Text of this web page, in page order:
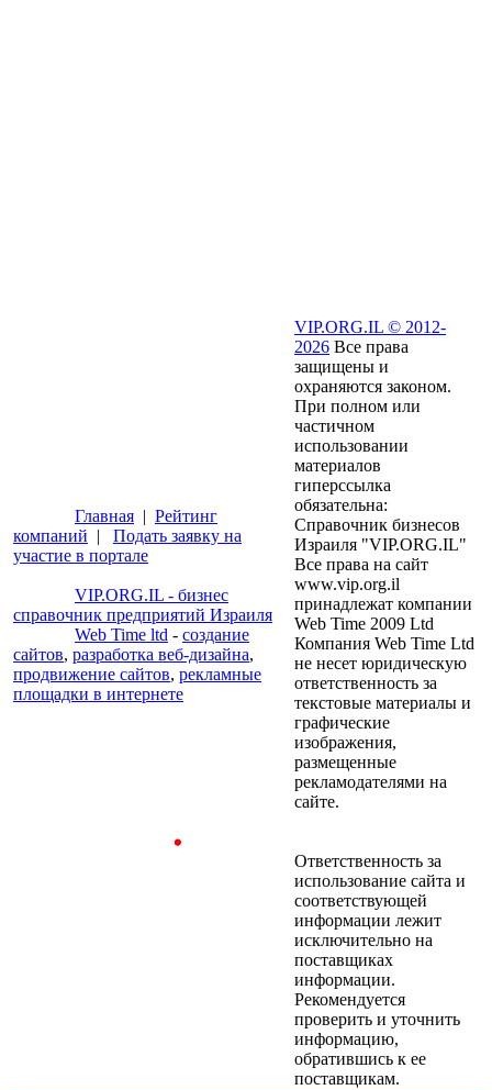
Главная | Рейтинг
компаний | Подать заявку на
участие в портале
VIP.ORG.IL - бизнес
справочник предприятий Израиля
Web Time ltd - создание
сайтов, разработка веб-дизайна,
продвижение сайтов, рекламные
площадки в интернете
VIP.ORG.IL © 2012-
2026 Все права
защищены и
охраняются законом.
При полном или
частичном
использовании
материалов
гиперссылка
обязательна:
Справочник бизнесов
Израиля "VIP.ORG.IL"
Все права на сайт
www.vip.org.il
принадлежат компании
Web Time 2009 Ltd
Компания Web Time Ltd
не несет юридическую
ответственность за
текстовые материалы и
графические
изображения,
размещенные
рекламодателями на
сайте.
Ответственность за
использование сайта и
соответствующей
информации лежит
исключительно на
поставщиках
информации.
Рекомендуется
проверить и уточнить
информацию,
обратившись к ее
поставщикам.